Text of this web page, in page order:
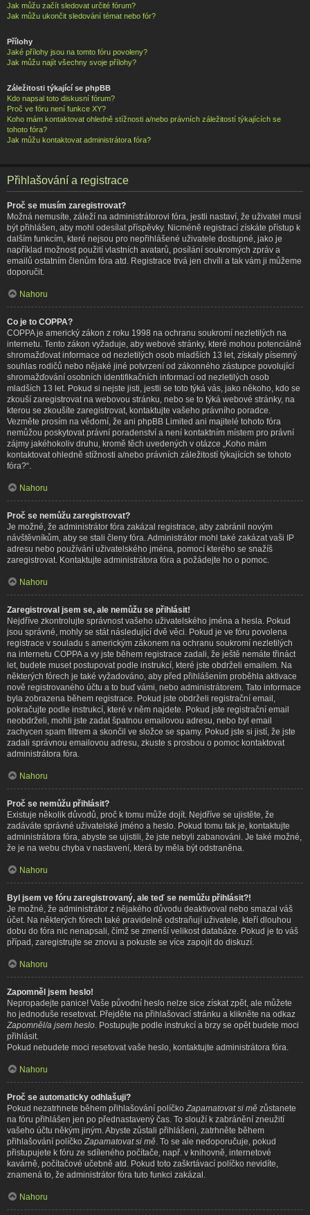
Jak můžu začít sledovat určité fórum?
Jak můžu ukončit sledování témat nebo fór?
Přílohy
Jaké přílohy jsou na tomto fóru povoleny?
Jak můžu najít všechny svoje přílohy?
Záležitosti týkající se phpBB
Kdo napsal toto diskusní fórum?
Proč ve fóru není funkce XY?
Koho mám kontaktovat ohledně stížnosti a/nebo právních záležitostí týkajících se
tohoto fóra?
Jak můžu kontaktovat administrátora fóra?
Přihlašování a registrace
Proč se musím zaregistrovat?
Možná nemusíte, záleží na administrátorovi fóra, jestli nastaví, že uživatel musí
být přihlášen, aby mohl odesílat příspěvky. Nicméně registrací získáte přístup k
dalším funkcím, které nejsou pro nepřihlášené uživatele dostupné, jako je
například možnost použití vlastních avatarů, posílání soukromých zpráv a
emailů ostatním členům fóra atd. Registrace trvá jen chvíli a tak vám ji můžeme
doporučit.
Nahoru
Co je to COPPA?
COPPA je americký zákon z roku 1998 na ochranu soukromí nezletilých na
internetu. Tento zákon vyžaduje, aby webové stránky, které mohou potenciálně
shromažďovat informace od nezletilých osob mladších 13 let, získaly písemný
souhlas rodičů nebo nějaké jiné potvrzení od zákonného zástupce povolující
shromažďování osobních identifikačních informací od nezletilých osob
mladších 13 let. Pokud si nejste jisti, jestli se toto týká vás, jako někoho, kdo se
zkouší zaregistrovat na webovou stránku, nebo se to týká webové stránky, na
kterou se zkoušíte zaregistrovat, kontaktujte vašeho právního poradce.
Vezměte prosím na vědomí, že ani phpBB Limited ani majitelé tohoto fóra
nemůžou poskytovat právní poradenství a není kontaktním místem pro právní
zájmy jakéhokoliv druhu, kromě těch uvedených v otázce „Koho mám
kontaktovat ohledně stížnosti a/nebo právních záležitostí týkajících se tohoto
fóra?“.
Nahoru
Proč se nemůžu zaregistrovat?
Je možné, že administrátor fóra zakázal registrace, aby zabránil novým
návštěvníkům, aby se stali členy fóra. Administrátor mohl také zakázat vaši IP
adresu nebo používání uživatelského jména, pomocí kterého se snažíš
zaregistrovat. Kontaktujte administrátora fóra a požádejte ho o pomoc.
Nahoru
Zaregistroval jsem se, ale nemůžu se přihlásit!
Nejdříve zkontrolujte správnost vašeho uživatelského jména a hesla. Pokud
jsou správné, mohly se stát následující dvě věci. Pokud je ve fóru povolena
registrace v souladu s americkým zákonem na ochranu soukromí nezletilých
na internetu COPPA a vy jste během registrace zadali, že ještě nemáte třináct
let, budete muset postupovat podle instrukcí, které jste obdrželi emailem. Na
některých fórech je také vyžadováno, aby před přihlášením proběhla aktivace
nově registrovaného účtu a to buď vámi, nebo administrátorem. Tato informace
byla zobrazena během registrace. Pokud jste obdrželi registrační email,
pokračujte podle instrukcí, které v něm najdete. Pokud jste registrační email
neobdrželi, mohli jste zadat špatnou emailovou adresu, nebo byl email
zachycen spam filtrem a skončil ve složce se spamy. Pokud jste si jistí, že jste
zadali správnou emailovou adresu, zkuste s prosbou o pomoc kontaktovat
administrátora fóra.
Nahoru
Proč se nemůžu přihlásit?
Existuje několik důvodů, proč k tomu může dojít. Nejdříve se ujistěte, že
zadáváte správné uživatelské jméno a heslo. Pokud tomu tak je, kontaktujte
administrátora fóra, abyste se ujistili, že jste nebyli zabanováni. Je také možné,
že je na webu chyba v nastavení, která by měla být odstraněna.
Nahoru
Byl jsem ve fóru zaregistrovaný, ale teď se nemůžu přihlásit?!
Je možné, že administrátor z nějakého důvodu deaktivoval nebo smazal váš
účet. Na některých fórech také pravidelně odstraňují uživatele, kteří dlouhou
dobu do fóra nic nenapsali, čímž se zmenší velikost databáze. Pokud je to váš
případ, zaregistrujte se znovu a pokuste se více zapojit do diskuzí.
Nahoru
Zapomněl jsem heslo!
Nepropadejte panice! Vaše původní heslo nelze sice získat zpět, ale můžete
ho jednoduše resetovat. Přejděte na přihlašovací stránku a klikněte na odkaz
Zapomněl/a jsem heslo . Postupujte podle instrukcí a brzy se opět budete moci
přihlásit.
Pokud nebudete moci resetovat vaše heslo, kontaktujte administrátora fóra.
Nahoru
Proč se automaticky odhlašuji?
Pokud nezatrhnete během přihlašování políčko Zapamatovat si mě zůstanete
na fóru přihlášen jen po přednastavený čas. To slouží k zabránění zneužití
vašeho účtu někým jiným. Abyste zůstali přihlášeni, zatrhněte během
přihlašování políčko Zapamatovat si mě . To se ale nedoporučuje, pokud
přistupujete k fóru ze sdíleného počítače, např. v knihovně, internetové
kavárně, počítačové učebně atd. Pokud toto zaškrtávací políčko nevidíte,
znamená to, že administrátor fóra tuto funkci zakázal.
Nahoru